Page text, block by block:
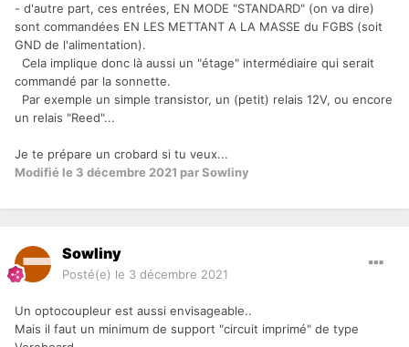
- d'autre part, ces entrées, EN MODE "STANDARD" (on va dire)
sont commandées EN LES METTANT A LA MASSE du FGBS (soit
GND de l'alimentation).
Cela implique donc là aussi un "étage" intermédiaire qui serait
commandé par la sonnette.
Par exemple un simple transistor, un (petit) relais 12V, ou encore
un relais "Reed"...
Je te prépare un crobard si tu veux...
Modifié le 3 décembre 2021 par Sowliny
Sowliny
Posté(e) le 3 décembre 2021
Un optocoupleur est aussi envisageable..
Mais il faut un minimum de support "circuit imprimé" de type